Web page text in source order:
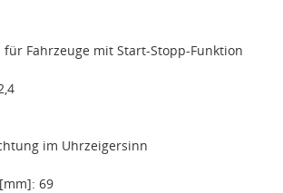
Fahrzeuge mit Start-Stopp-Funktion
im Uhrzeigersinn
69